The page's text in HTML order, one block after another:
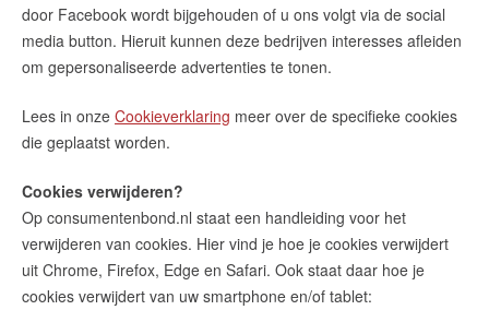
door Facebook wordt bijgehouden of u ons volgt via de social
media button. Hieruit kunnen deze bedrijven interesses afleiden
om gepersonaliseerde advertenties te tonen.
Lees in onze Cookieverklaring meer over de specifieke cookies
die geplaatst worden.
Cookies verwijderen?
Op consumentenbond.nl staat een handleiding voor het
verwijderen van cookies. Hier vind je hoe je cookies verwijdert
uit Chrome, Firefox, Edge en Safari. Ook staat daar hoe je
cookies verwijdert van uw smartphone en/of tablet: